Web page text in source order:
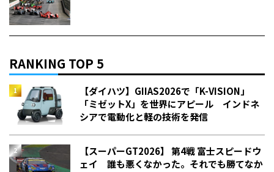
RANKING TOP 5
【ダイハツ】GIIAS2026で「K-VISION」
「ミゼットX」を世界にアピール インドネ
シアで電動化と軽の技術を発信
【スーパーGT2026】 第4戦 富士スピードウ
ェイ 誰も悪くなかった。それでも勝てなか